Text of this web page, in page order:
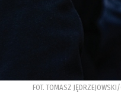
FOT. TOMASZ